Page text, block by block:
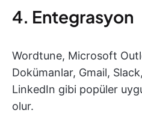
4. Entegrasyon
Wordtune, Microsoft
Dokümanlar, Gmail,
LinkedIn gibi popüler
olur.